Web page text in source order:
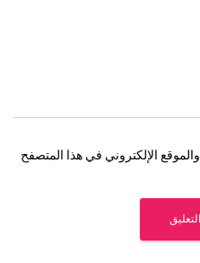
الإلكتروني في هذا المتصفح